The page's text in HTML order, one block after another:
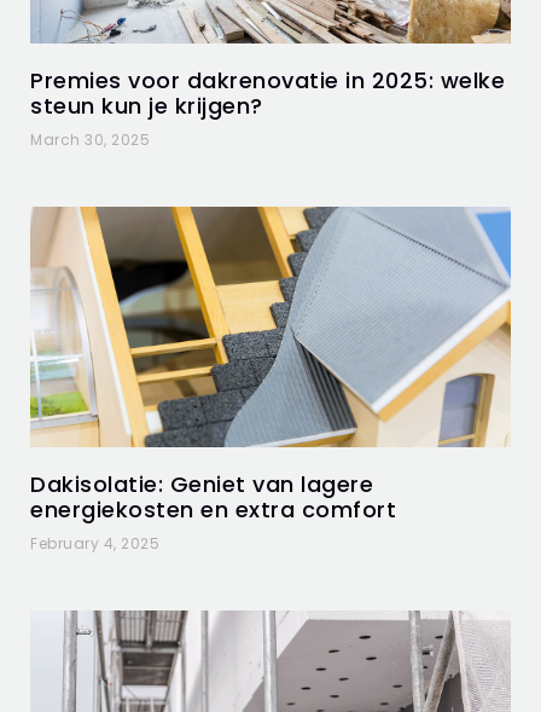
Premies voor dakrenovatie in 2025: welke
steun kun je krijgen?
March 30, 2025
Dakisolatie: Geniet van lagere
energiekosten en extra comfort
February 4, 2025